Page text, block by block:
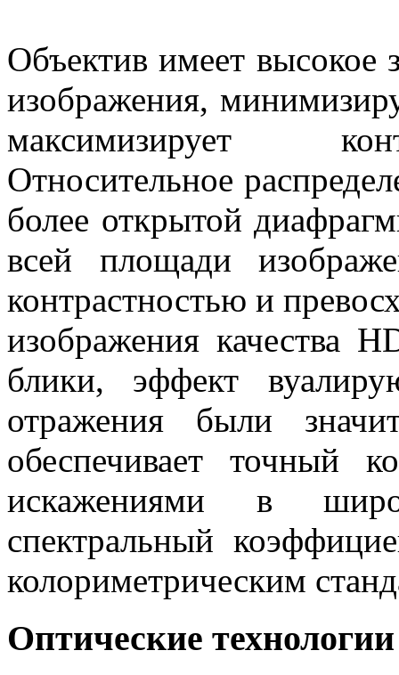
Объектив имеет высокое
изображения,
максимизирует
Относительное
более открытой
всей площади
контрастностью и
изображения качества
блики, эффект
отражения были
обеспечивает точный
искажениями в
спектральный
колориметрическим
Оптические технологии